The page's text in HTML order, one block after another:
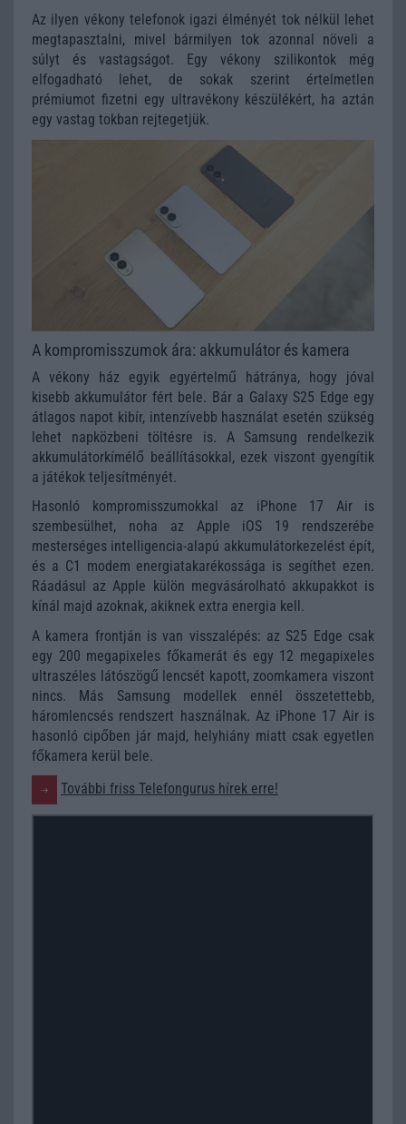
Az ilyen vékony telefonok igazi élményét tok nélkül lehet
megtapasztalni, mivel bármilyen tok azonnal növeli a
súlyt és vastagságot. Egy vékony szilikontok még
elfogadható lehet, de sokak szerint értelmetlen
prémiumot fizetni egy ultravékony készülékért, ha aztán
egy vastag tokban rejtegetjük.
A kompromisszumok ára: akkumulátor és kamera
A vékony ház egyik egyértelmű hátránya, hogy jóval
kisebb akkumulátor fért bele. Bár a Galaxy S25 Edge egy
átlagos napot kibír, intenzívebb használat esetén szükség
lehet napközbeni töltésre is. A Samsung rendelkezik
akkumulátorkímélő beállításokkal, ezek viszont gyengítik
a játékok teljesítményét.
Hasonló kompromisszumokkal az iPhone 17 Air is
szembesülhet, noha az Apple iOS 19 rendszerébe
mesterséges intelligencia-alapú akkumulátorkezelést épít,
és a C1 modem energiatakarékossága is segíthet ezen.
Ráadásul az Apple külön megvásárolható akkupakkot is
kínál majd azoknak, akiknek extra energia kell.
A kamera frontján is van visszalépés: az S25 Edge csak
egy 200 megapixeles főkamerát és egy 12 megapixeles
ultraszéles látószögű lencsét kapott, zoomkamera viszont
nincs. Más Samsung modellek ennél összetettebb,
háromlencsés rendszert használnak. Az iPhone 17 Air is
hasonló cipőben jár majd, helyhiány miatt csak egyetlen
főkamera kerül bele.
További friss Telefongurus hírek erre!